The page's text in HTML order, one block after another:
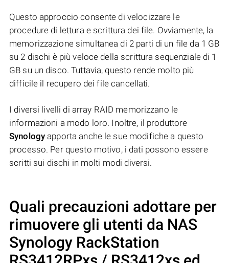
Questo approccio consente di velocizzare le
procedure di lettura e scrittura dei file. Ovviamente, la
memorizzazione simultanea di 2 parti di un file da 1 GB
su 2 dischi è più veloce della scrittura sequenziale di 1
GB su un disco. Tuttavia, questo rende molto più
difficile il recupero dei file cancellati.
I diversi livelli di array RAID memorizzano le
informazioni a modo loro. Inoltre, il produttore
Synology apporta anche le sue modifiche a questo
processo. Per questo motivo, i dati possono essere
scritti sui dischi in molti modi diversi.
Quali precauzioni adottare per
rimuovere gli utenti da NAS
Synology RackStation